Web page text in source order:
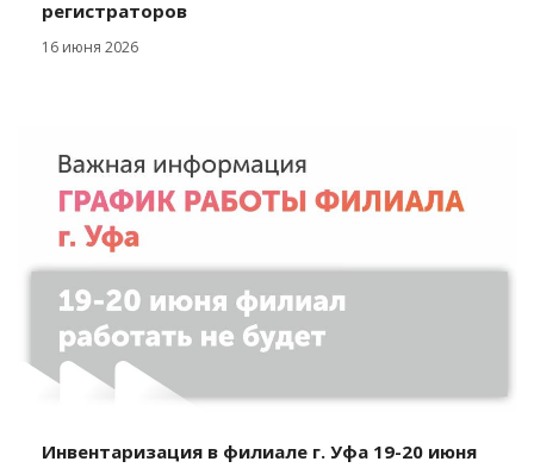
регистраторов
16 июня 2026
Инвентаризация в филиале г. Уфа 19-20 июня